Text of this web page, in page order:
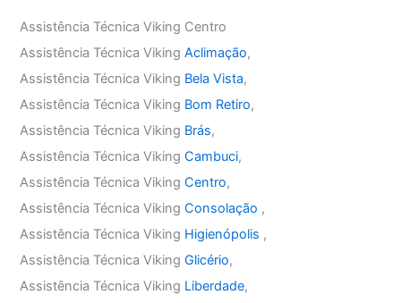
Assistência Técnica Viking Centro
Assistência Técnica VikingAclimação,
Assistência Técnica Viking Bela Vista,
Assistência Técnica Viking Bom Retiro,
Assistência Técnica Viking Brás,
Assistência Técnica VikingCambuci,
Assistência Técnica VikingCentro,
Assistência Técnica VikingConsolação ,
Assistência Técnica Viking Higienópolis ,
Assistência Técnica VikingGlicério,
Assistência Técnica Viking Liberdade,